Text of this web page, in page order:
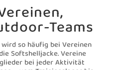
Teams
so häufig bei Vereinen
Softshelljacke. Vereine
bei jeder Aktivität